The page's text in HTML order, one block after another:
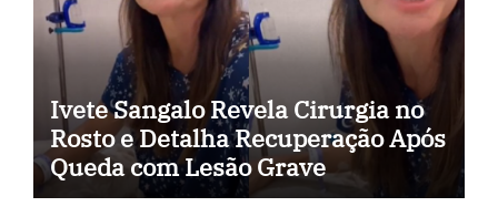
Ivete Sangalo Revela Cirurgia no
Rosto e Detalha Recuperação Após
Queda com Lesão Grave